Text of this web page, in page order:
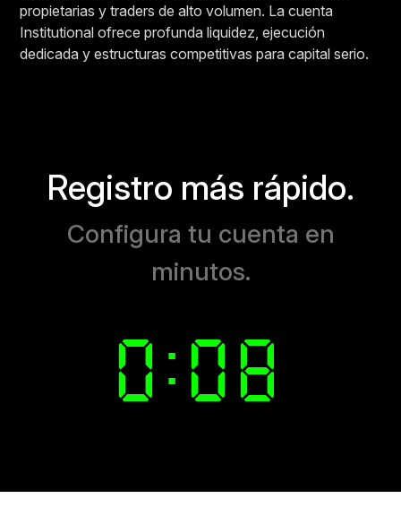
propietarias y traders de alto volumen. La cuenta
Institutional ofrece profunda liquidez, ejecución
dedicada y estructuras competitivas para capital serio.
Registro más rápido.
Configura tu cuenta en
minutos.
0:07